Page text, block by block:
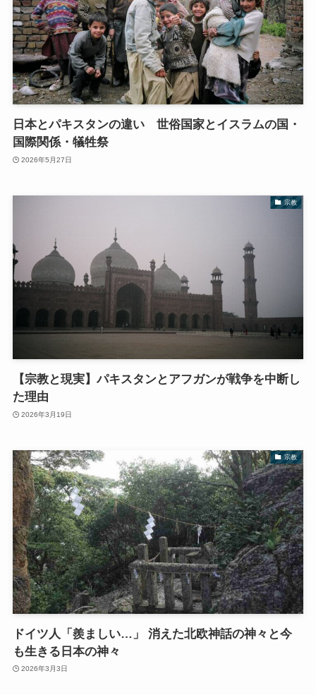
日本とパキスタンの違い 世俗国家とイスラムの国・
国際関係・犠牲祭
2026年5月27日
宗教
【宗教と現実】パキスタンとアフガンが戦争を中断し
た理由
2026年3月19日
宗教
ドイツ人「羨ましい…」 消えた北欧神話の神々と今
も生きる日本の神々
2026年3月3日